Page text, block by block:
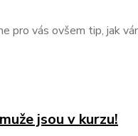
pro vás ovšem tip, jak
jsou v kurzu!